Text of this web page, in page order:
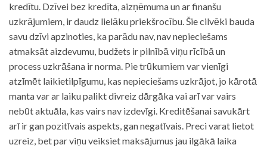
kredītu. Dzīvei bez kredīta, aizņēmuma un ar finanšu
uzkrājumiem, ir daudz lielāku priekšrocību. Šie cilvēki bauda
savu dzīvi apzinoties, ka parādu nav, nav nepieciešams
atmaksāt aizdevumu, budžets ir pilnībā viņu rīcībā un
process uzkrāšana ir norma. Pie trūkumiem var vienīgi
atzīmēt laikietilpīgumu, kas nepieciešams uzkrājot, jo kārotā
manta var ar laiku palikt divreiz dārgāka vai arī var vairs
nebūt aktuāla, kas vairs nav izdevīgi. Kreditēšanai savukārt
arī ir gan pozitīvais aspekts, gan negatīvais. Preci varat lietot
uzreiz, bet par viņu veiksiet maksājumus jau ilgākā laika